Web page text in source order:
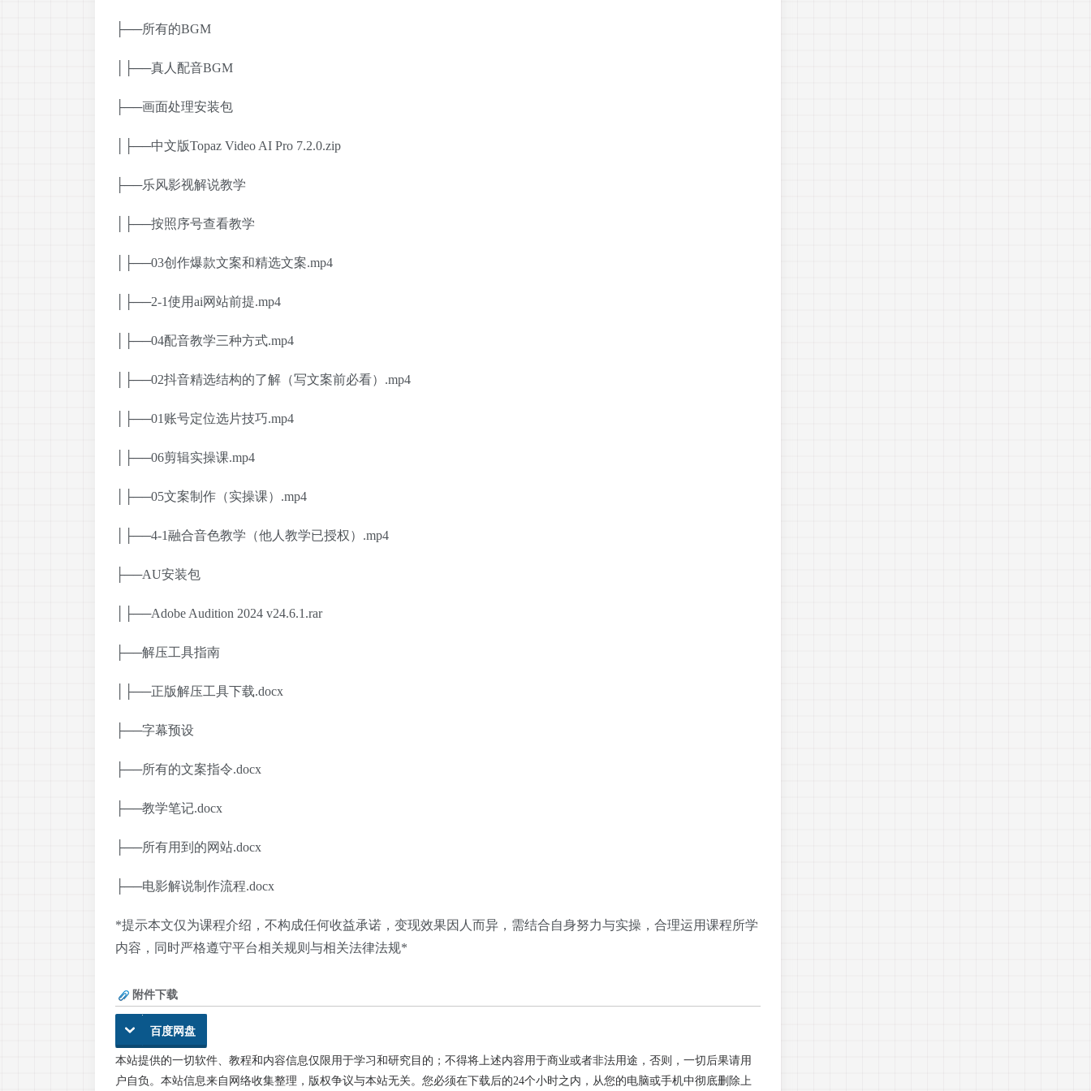
├──所有的BGM
│├──真人配音BGM
├──画面处理安装包
│├──中文版Topaz Video AI Pro 7.2.0.zip
├──乐风影视解说教学
│├──按照序号查看教学
│├──03创作爆款文案和精选文案.mp4
│├──2-1使用ai网站前提.mp4
│├──04配音教学三种方式.mp4
│├──02抖音精选结构的了解（写文案前必看）.mp4
│├──01账号定位选片技巧.mp4
│├──06剪辑实操课.mp4
│├──05文案制作（实操课）.mp4
│├──4-1融合音色教学（他人教学已授权）.mp4
├──AU安装包
│├──Adobe Audition 2024 v24.6.1.rar
├──解压工具指南
│├──正版解压工具下载.docx
├──字幕预设
├──所有的文案指令.docx
├──教学笔记.docx
├──所有用到的网站.docx
├──电影解说制作流程.docx
*提示本文仅为课程介绍，不构成任何收益承诺，变现效果因人而异，需结合自身努力与实操，合理运用课程所学
内容，同时严格遵守平台相关规则与相关法律法规*
附件下载
百度网盘
本站提供的一切软件、教程和内容信息仅限用于学习和研究目的；不得将上述内容用于商业或者非法用途，否则，一切后果请用
户自负。本站信息来自网络收集整理，版权争议与本站无关。您必须在下载后的24个小时之内，从您的电脑或手机中彻底删除上